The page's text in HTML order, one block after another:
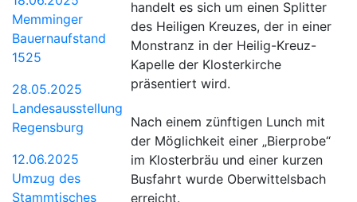
Memminger
Bauernaufstand
1525
28.05.2025
Landesausstellung
Regensburg
12.06.2025
Umzug des
Stammtisches
handelt es sich um einen Splitter
des Heiligen Kreuzes, der in einer
Monstranz in der Heilig-Kreuz-
Kapelle der Klosterkirche
präsentiert wird.
Nach einem zünftigen Lunch mit
der Möglichkeit einer „Bierprobe“
im Klosterbräu und einer kurzen
Busfahrt wurde Oberwittelsbach
erreicht.